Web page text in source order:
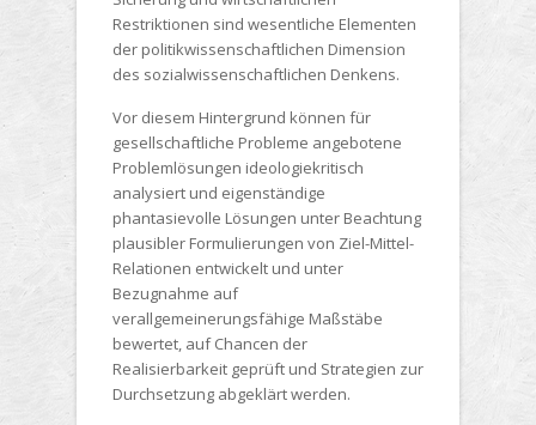
Restriktionen sind wesentliche Elementen
der politikwissenschaftlichen Dimension
des sozialwissenschaftlichen Denkens.
Vor diesem Hintergrund können für
gesellschaftliche Probleme angebotene
Problemlösungen ideologiekritisch
analysiert und eigenständige
phantasievolle Lösungen unter Beachtung
plausibler Formulierungen von Ziel-Mittel-
Relationen entwickelt und unter
Bezugnahme auf
verallgemeinerungsfähige Maßstäbe
bewertet, auf Chancen der
Realisierbarkeit geprüft und Strategien zur
Durchsetzung abgeklärt werden.